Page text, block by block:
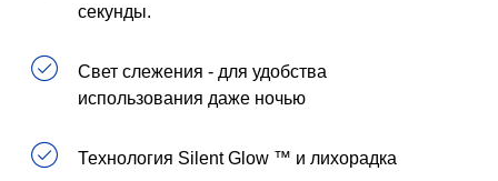
секунды.
Свет слежения - для удобства
использования даже ночью
Технология Silent Glow ™ и лихорадка